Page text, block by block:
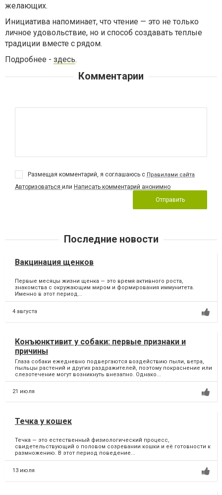
желающих.
Инициатива напоминает, что чтение — это не только
личное удовольствие, но и способ создавать теплые
традиции вместе с рядом.
Подробнее - здесь.
Комментарии
Размещая комментарий, я соглашаюсь с Правилами сайта
Авторизоваться или Написать комментарий анонимно
Отправить
Последние новости
Вакцинация щенков
Первые месяцы жизни щенка — это время активного роста,
знакомства с окружающим миром и формирования иммунитета.
Именно в этот период...
4 августа
Конъюнктивит у собаки: первые признаки и
причины
Глаза собаки ежедневно подвергаются воздействию пыли, ветра,
пыльцы растений и других раздражителей, поэтому покраснение или
слезотечение могут возникнуть внезапно. Однако...
21 июля
Течка у кошек
Течка — это естественный физиологический процесс,
свидетельствующий о половом созревании кошки и её готовности к
размножению. В этот период поведение...
13 июля